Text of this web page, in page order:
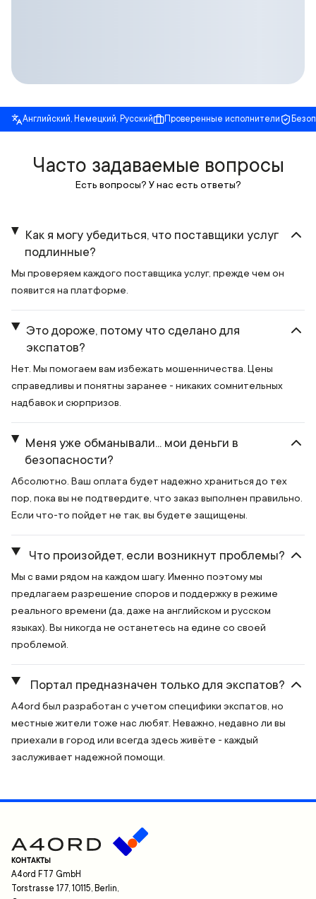
Английский, Немецкий, Русский Проверенные исполнители
Часто задаваемые вопросы
Есть вопросы? У нас есть ответы?
Как я могу убедиться, что поставщики услуг
подлинные?
Мы проверяем каждого поставщика услуг, прежде чем он
появится на платформе.
Это дороже, потому что сделано для
экспатов?
Нет. Мы помогаем вам избежать мошенничества. Цены
справедливы и понятны заранее - никаких сомнительных
надбавок и сюрпризов.
Меня уже обманывали... мои деньги в
безопасности?
Абсолютно. Ваш оплата будет надежно храниться до тех
пор, пока вы не подтвердите, что заказ выполнен правильно.
Если что-то пойдет не так, вы будете защищены.
Что произойдет, если возникнут проблемы?
Мы с вами рядом на каждом шагу. Именно поэтому мы
предлагаем разрешение споров и поддержку в режиме
реального времени (да, даже на английском и русском
языках). Вы никогда не останетесь на едине со своей
проблемой.
Портал предназначен только для экспатов?
A4ord был разработан с учетом специфики экспатов, но
местные жители тоже нас любят. Неважно, недавно ли вы
приехали в город или всегда здесь живёте - каждый
заслуживает надежной помощи.
КОНТАКТЫ
A4ord FT7 GmbH
Torstrasse 177, 10115, Berlin,